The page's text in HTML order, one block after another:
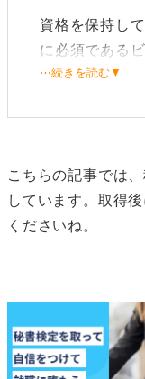
資格を保持し
に必須である
での立ち居振
級を取得しま
3級からありま
ば、準1級には
で、これに合
ャレンジして
⋯続きを読む▼
こちらの記事では
しています。取得
くださいね。